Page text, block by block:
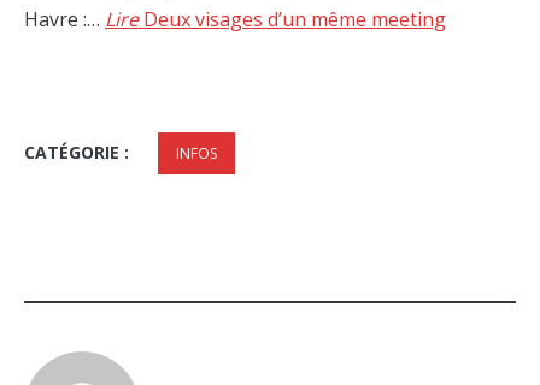
Havre :… LireDeux visages d’un même meeting
CATÉGORIE : INFOS